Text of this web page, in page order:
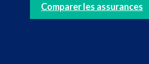
Comparer les assurances